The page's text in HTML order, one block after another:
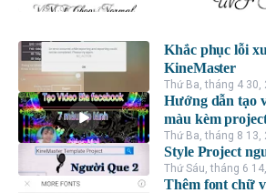
Khắc phục lỗi
KineMaster
Thứ Ba, tháng 4 30,
Hướng dẫn tạo
màu kèm
Thứ Ba, tháng 8 13,
Style Project
Thứ Sáu, tháng 6
Thêm font chữ